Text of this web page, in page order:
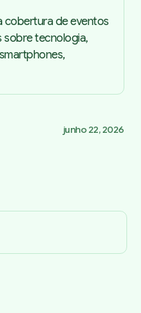
cobertura de eventos
tecnologia,
junho 22, 2026